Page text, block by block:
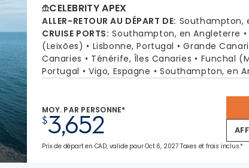
CELEBRITY APEX
ALLER-RETOUR AU DÉPART DE: Southampton,
CRUISE PORTS: Southampton, en Angleterre
(Leixões)
Lisbonne, Portugal
Grande
Canaries
Ténérife, Îles Canaries
Funchal
Portugal
Vigo, Espagne Southampton, en
MOY. PAR PERSONNE*
$3,652
Prix de départ en CAD, valide pour Oct 6, 2027 Taxes et frais inclus.*